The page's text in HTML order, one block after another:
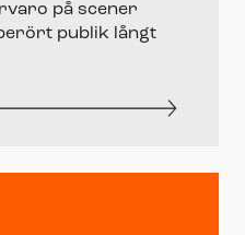
på scener
publik långt